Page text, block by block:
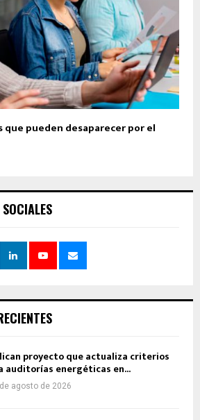
pueden desaparecer por el
proyecto que actualiza criterios
auditorías energéticas en...
agosto de 2026